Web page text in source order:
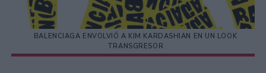
BALENCIAGA ENVOLVIÓ A KIM KARDASHIAN EN UN LOOK
TRANSGRESOR